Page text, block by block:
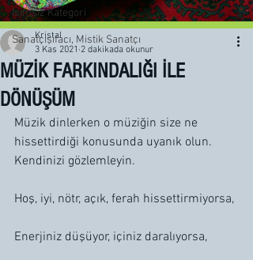
İsimsiz Kategori
Sanatçışifacı, Mistik Sanatçı
MÜZİK FARKINDALIĞI İLE
DÖNÜŞÜM
Kristal
3 Kas 2021 2 dakikada okunur
Müzik dinlerken o müziğin size ne
hissettirdiği konusunda uyanık olun.
Kendinizi gözlemleyin.
Hoş, iyi, nötr, açık, ferah hissettirmiyorsa,
Enerjiniz düşüyor, içiniz daralıyorsa,